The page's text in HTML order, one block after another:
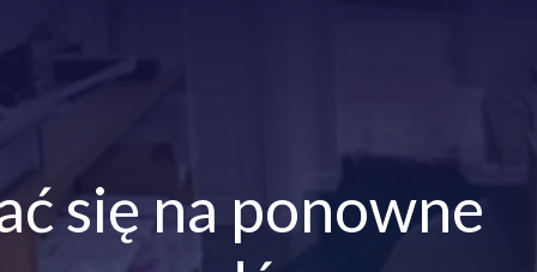
się na ponowne